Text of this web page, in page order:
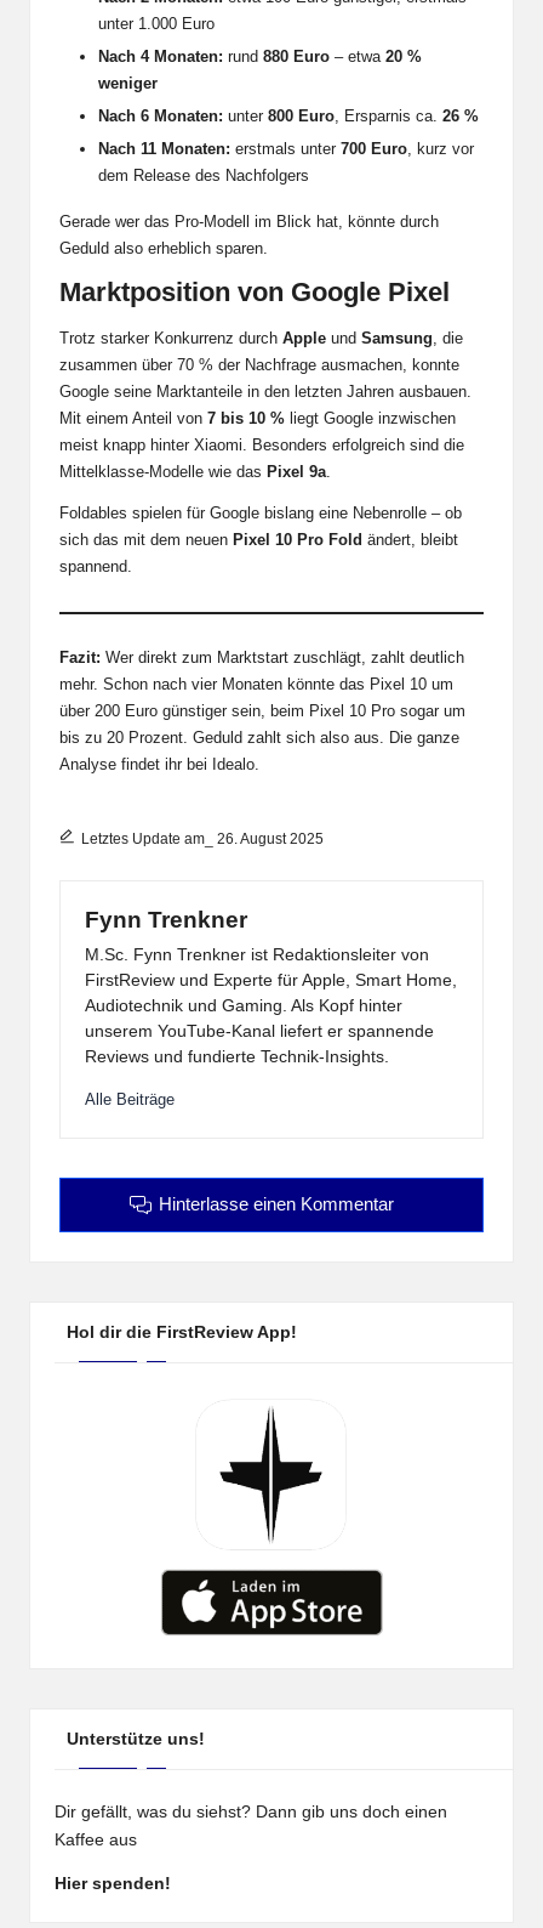
unter 1.000 Euro
Nach 4 Monaten: rund 880 Euro – etwa 20 %
weniger
Nach 6 Monaten: unter 800 Euro , Ersparnis ca. 26 %
Nach 11 Monaten: erstmals unter 700 Euro , kurz vor
dem Release des Nachfolgers
Gerade wer das Pro-Modell im Blick hat, könnte durch
Geduld also erheblich sparen.
Marktposition von Google Pixel
Trotz starker Konkurrenz durch Apple und Samsung, die
zusammen über 70 % der Nachfrage ausmachen, konnte
Google seine Marktanteile in den letzten Jahren ausbauen.
Mit einem Anteil von 7 bis 10 % liegt Google inzwischen
meist knapp hinter Xiaomi. Besonders erfolgreich sind die
Mittelklasse-Modelle wie das Pixel 9a.
Foldables spielen für Google bislang eine Nebenrolle – ob
sich das mit dem neuen Pixel 10 Pro Fold ändert, bleibt
spannend.
Fazit: Wer direkt zum Marktstart zuschlägt, zahlt deutlich
mehr. Schon nach vier Monaten könnte das Pixel 10 um
über 200 Euro günstiger sein, beim Pixel 10 Pro sogar um
bis zu 20 Prozent. Geduld zahlt sich also aus. Die ganze
Analyse findet ihr bei Idealo.
Letztes Update am_ 26. August 2025
Fynn Trenkner
M.Sc. Fynn Trenkner ist Redaktionsleiter von
FirstReview und Experte für Apple, Smart Home,
Audiotechnik und Gaming. Als Kopf hinter
unserem YouTube-Kanal liefert er spannende
Reviews und fundierte Technik-Insights.
Alle Beiträge
Hinterlasse einen Kommentar
Hol dir die FirstReview App!
Unterstütze uns!
Dir gefällt, was du siehst? Dann gib uns doch einen
Kaffee aus
Hier spenden!